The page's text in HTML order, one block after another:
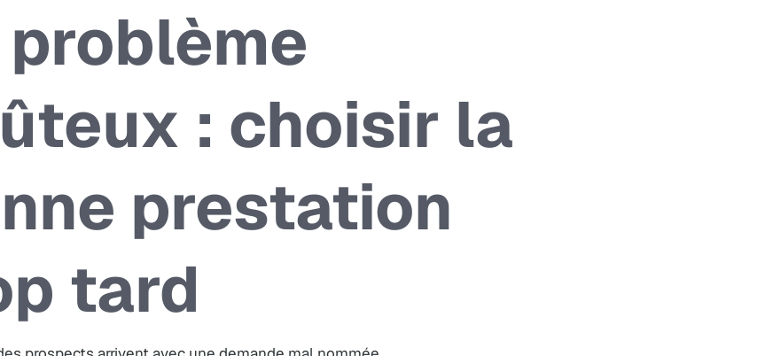
problème
: choisir la
prestation
tard